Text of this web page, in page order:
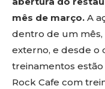
mês de março. A
dentro de um
externo, e desde o
treinamentos
Rock Cafe com